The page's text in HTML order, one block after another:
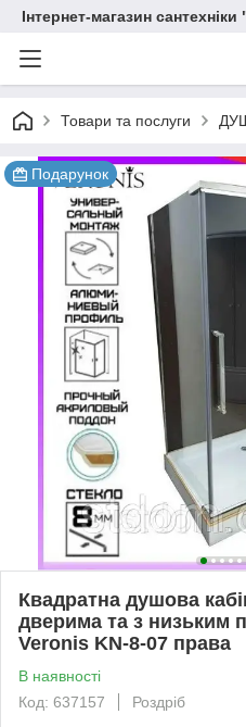
Інтернет-магазин
Товари та послуги
Подарунок
Квадратна душова
дверима та з низьким
Veronis KN-8-07 права
В наявності
Код: 637157
Роздріб